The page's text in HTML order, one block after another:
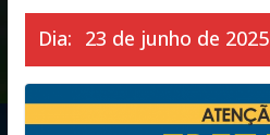
Dia: 23 de junho de 2025